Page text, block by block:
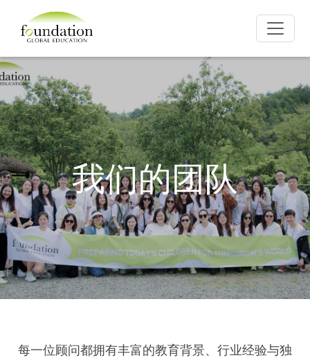
我们的团队
每一位顾问都拥有丰富的教育背景、行业经验与独